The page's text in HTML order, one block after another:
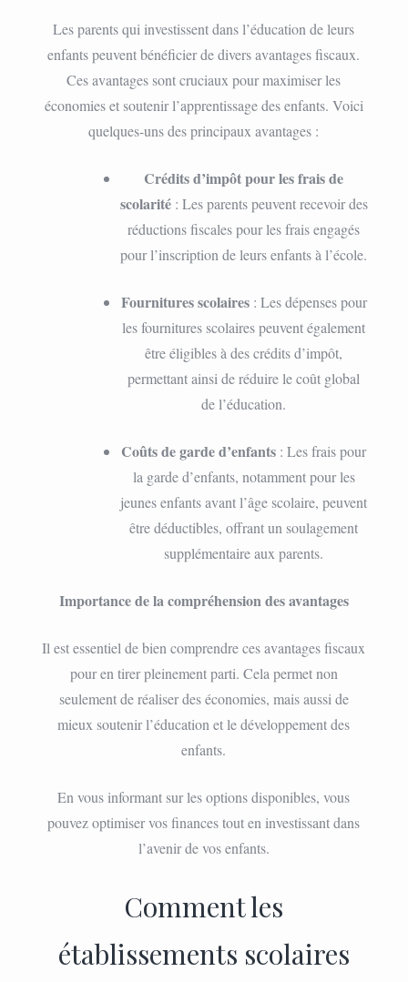
Les parents qui investissent dans l’éducation de leurs
enfants peuvent bénéficier de divers avantages fiscaux.
Ces avantages sont cruciaux pour maximiser les
économies et soutenir l’apprentissage des enfants. Voici
quelques-uns des principaux avantages :
Crédits d’impôt pour les frais de
scolarité: Les parents peuvent recevoir des
réductions fiscales pour les frais engagés
pour l’inscription de leurs enfants à l’école.
Fournitures scolaires: Les dépenses pour
les fournitures scolaires peuvent également
être éligibles à des crédits d’impôt,
permettant ainsi de réduire le coût global
de l’éducation.
Coûts de garde d’enfants : Les frais pour
la garde d’enfants, notamment pour les
jeunes enfants avant l’âge scolaire, peuvent
être déductibles, offrant un soulagement
supplémentaire aux parents.
Importance de la compréhension des avantages
Il est essentiel de bien comprendre ces avantages fiscaux
pour en tirer pleinement parti. Cela permet non
seulement de réaliser des économies, mais aussi de
mieux soutenir l’éducation et le développement des
enfants.
En vous informant sur les options disponibles, vous
pouvez optimiser vos finances tout en investissant dans
l’avenir de vos enfants.
Comment les
établissements scolaires